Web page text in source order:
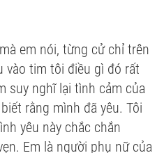
em nói, từng cử chỉ trên
vào tim tôi điều gì đó rất
suy nghĩ lại tình cảm của
rằng mình đã yêu. Tôi
yêu này chắc chắn
Em là người phụ nữ của